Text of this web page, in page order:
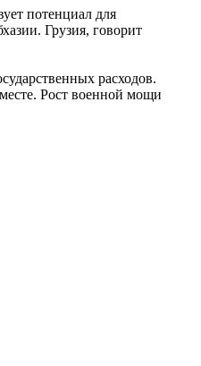
потенциал для
Грузия, говорит
расходов.
Рост военной мощи